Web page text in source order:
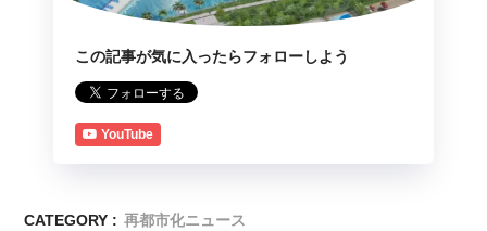
この記事が気に入ったらフォローしよう
YouTube
CATEGORY : 再都市化ニュース